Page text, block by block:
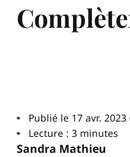
Publié le 17 avr. 2023
Lecture : 3 minutes
Sandra Mathieu